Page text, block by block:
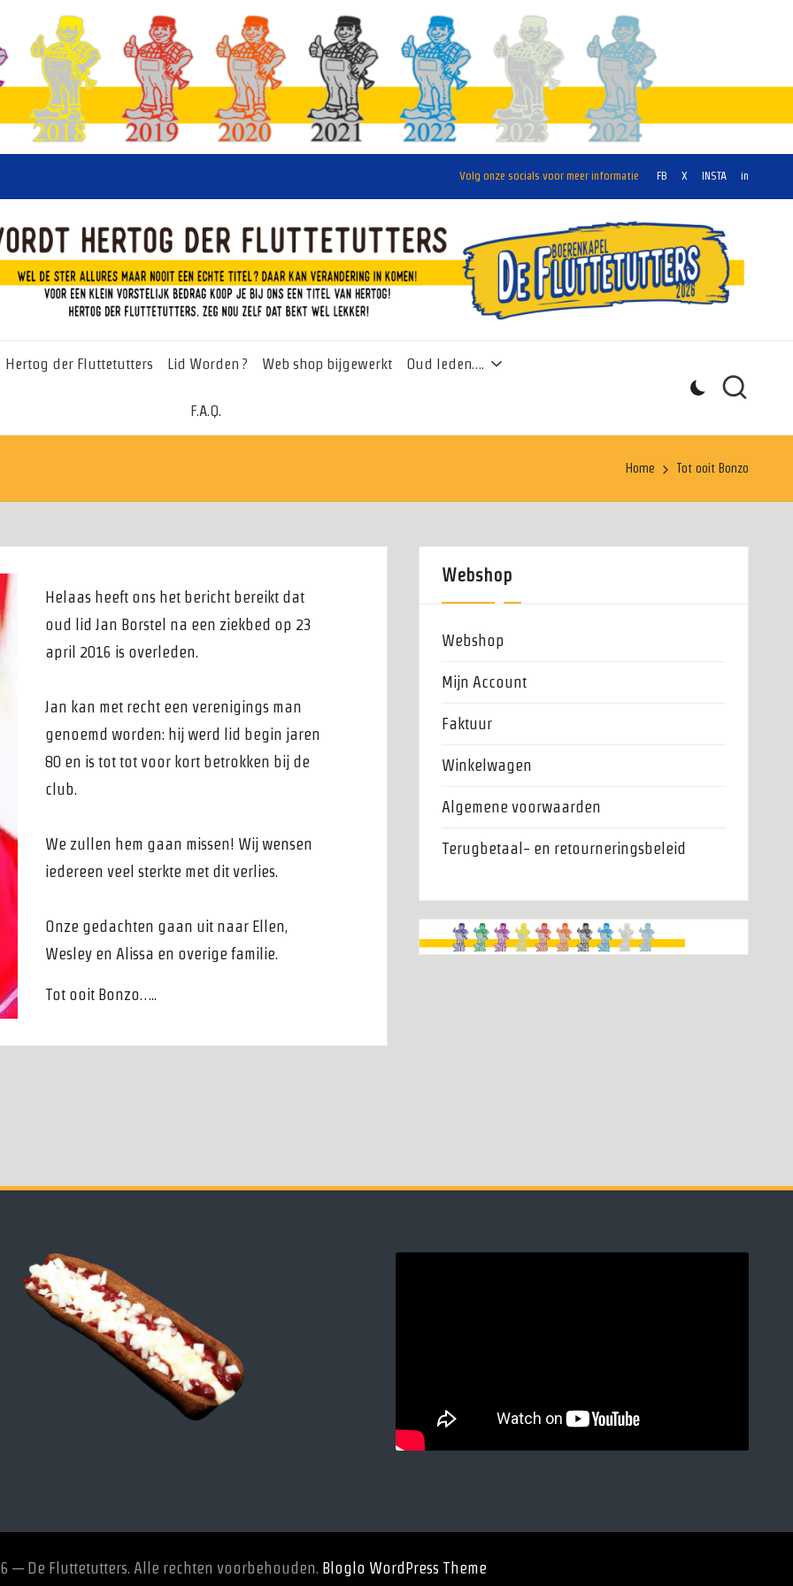
Volg onze socials voor meer informatie FB X INSTA in
Hertog der Fluttetutters Lid Worden ? Web shop bijgewerkt Oud leden….
F.A.Q.
Home Tot ooit Bonzo
Helaas heeft ons het bericht bereikt dat
oud lid Jan Borstel na een ziekbed op 23
april 2016 is overleden.
Jan kan met recht een verenigings man
genoemd worden: hij werd lid begin jaren
80 en is tot tot voor kort betrokken bij de
club.
We zullen hem gaan missen! Wij wensen
iedereen veel sterkte met dit verlies.
Onze gedachten gaan uit naar Ellen,
Wesley en Alissa en overige familie.
Tot ooit Bonzo…..
Webshop
Webshop
Mijn Account
Faktuur
Winkelwagen
Algemene voorwaarden
Terugbetaal- en retourneringsbeleid
— De Fluttetutters. Alle rechten voorbehouden. Bloglo WordPress Theme